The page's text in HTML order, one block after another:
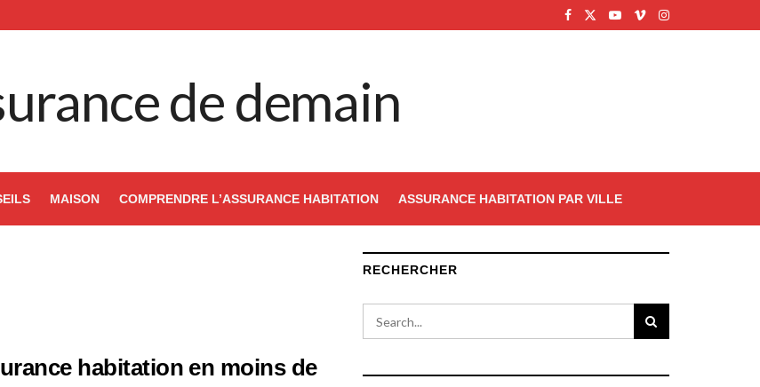
de demain
MAISON COMPRENDRE L’ASSURANCE HABITATION ASSURANCE HABITATION PAR VILLE
habitation en moins de
RECHERCHER